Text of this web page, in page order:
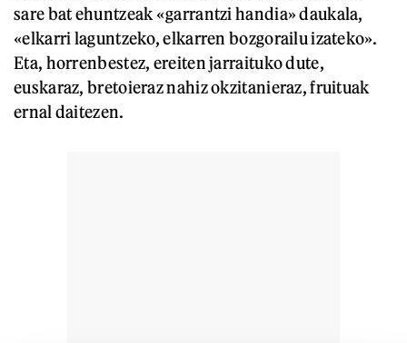
sare bat ehuntzeak «garrantzi handia» daukala,
«elkarri laguntzeko, elkarren bozgorailu izateko».
Eta, horrenbestez, ereiten jarraituko dute,
euskaraz, bretoieraz nahiz okzitanieraz, fruituak
ernal daitezen.